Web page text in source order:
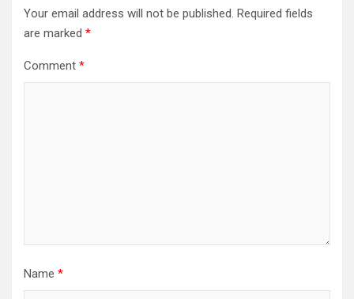
Your email address will not be published. Required fields
are marked *
Comment *
Name *